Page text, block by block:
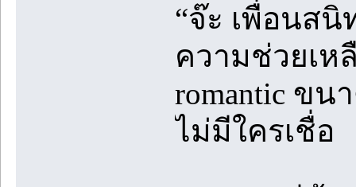
“จ๊ะ เพื่อนส
ความช่วยเห
romantic ขน
ไม่มีใครเชื่อ